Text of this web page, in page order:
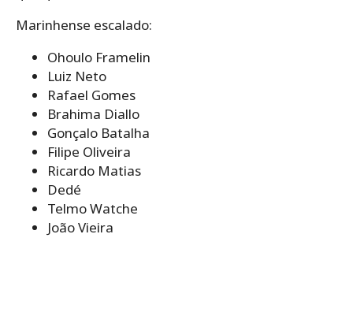
Marinhense escalado:
Ohoulo Framelin
Luiz Neto
Rafael Gomes
Brahima Diallo
Gonçalo Batalha
Filipe Oliveira
Ricardo Matias
Dedé
Telmo Watche
João Vieira